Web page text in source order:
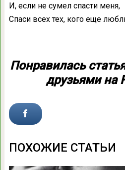
И, если не сумел спасти меня,
Спаси всех тех, кого еще
Понравилась
друзьями на
ПОХОЖИЕ СТАТЬИ